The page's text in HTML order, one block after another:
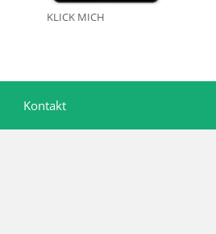
KLICK MICH
Kontakt